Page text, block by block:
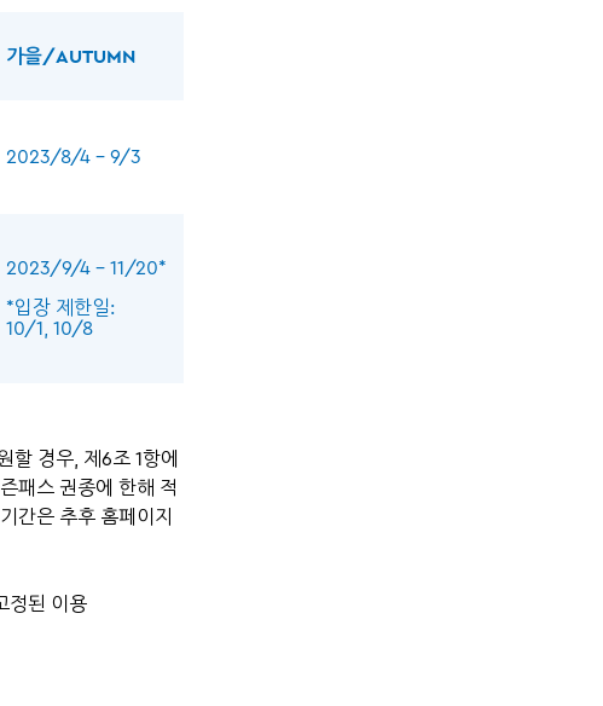
가을/AUTUMN
2023/8/4 – 9/3
2023/9/4 – 11/20*
*입장 제한일:
10/1, 10/8
할 경우, 제6조 1항에
패스 권종에 한해 적
간은 추후 홈페이지
정된 이용